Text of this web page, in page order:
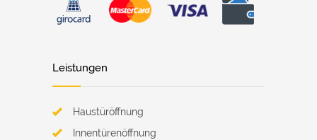
Leistungen
Haustüröffnung
Innentürenöffnung